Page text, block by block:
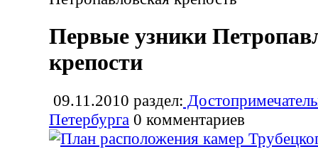
Первые узники
крепости
09.11.2010 раздел:
Петербурга 0 комментариев